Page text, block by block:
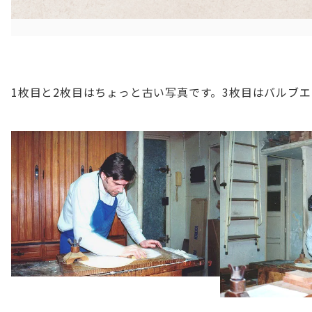
1枚目と2枚目はちょっと古い写真です。3枚目はバルブ